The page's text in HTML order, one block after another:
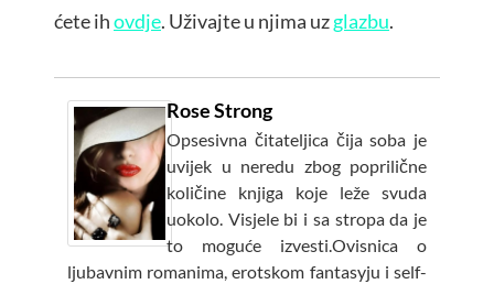
ćete ihovdje. Uživajte u njima uzglazbu.
Rose Strong
Opsesivna čitateljica čija soba je
uvijek u neredu zbog poprilične
količine knjiga koje leže svuda
uokolo. Visjele bi i sa stropa da je
to moguće izvesti.Ovisnica o
ljubavnim romanima, erotskom fantasyju i self-